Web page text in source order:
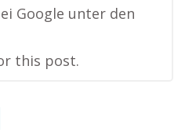
Google unter den
this post.